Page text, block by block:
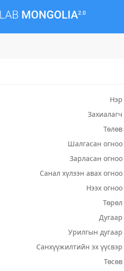
Нэр
Захиалагч
Төлөв
Шалгасан огноо
Зарласан огноо
Санал хүлээн авах огноо
Нээх огноо
Төрөл
Дугаар
Урилгын дугаар
Санхүүжилтийн эх үүсвэр
Төсөв